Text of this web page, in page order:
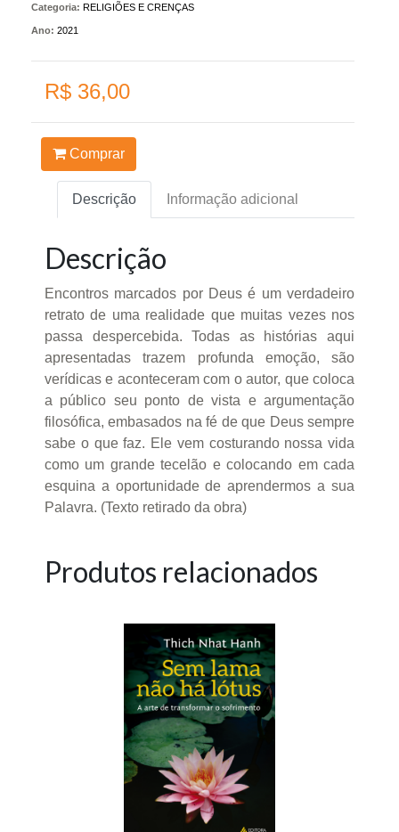
Categoria: RELIGIÕES E CRENÇAS
Ano: 2021
R$ 36,00
Comprar
Descrição Informação adicional
Descrição
Encontros marcados por Deus é um verdadeiro
retrato de uma realidade que muitas vezes nos
passa despercebida. Todas as histórias aqui
apresentadas trazem profunda emoção, são
verídicas e aconteceram com o autor, que coloca
a público seu ponto de vista e argumentação
filosófica, embasados na fé de que Deus sempre
sabe o que faz. Ele vem costurando nossa vida
como um grande tecelão e colocando em cada
esquina a oportunidade de aprendermos a sua
Palavra. (Texto retirado da obra)
Produtos relacionados